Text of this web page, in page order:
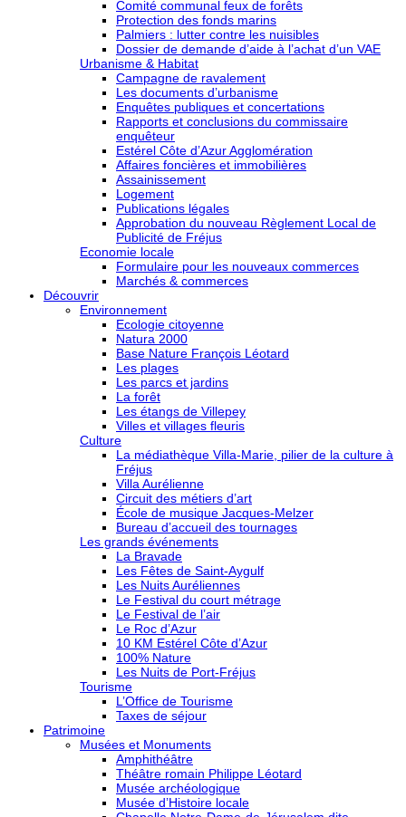
Comité communal feux de forêts
Protection des fonds marins
Palmiers : lutter contre les nuisibles
Dossier de demande d’aide à l’achat d’un VAE
Urbanisme & Habitat
Campagne de ravalement
Les documents d’urbanisme
Enquêtes publiques et concertations
Rapports et conclusions du commissaire
enquêteur
Estérel Côte d’Azur Agglomération
Affaires foncières et immobilières
Assainissement
Logement
Publications légales
Approbation du nouveau Règlement Local de
Publicité de Fréjus
Economie locale
Formulaire pour les nouveaux commerces
Marchés & commerces
Découvrir
Environnement
Ecologie citoyenne
Natura 2000
Base Nature François Léotard
Les plages
Les parcs et jardins
La forêt
Les étangs de Villepey
Villes et villages fleuris
Culture
La médiathèque Villa-Marie, pilier de la culture à
Fréjus
Villa Aurélienne
Circuit des métiers d’art
École de musique Jacques-Melzer
Bureau d’accueil des tournages
Les grands événements
La Bravade
Les Fêtes de Saint-Aygulf
Les Nuits Auréliennes
Le Festival du court métrage
Le Festival de l’air
Le Roc d’Azur
10 KM Estérel Côte d’Azur
100% Nature
Les Nuits de Port-Fréjus
Tourisme
L’Office de Tourisme
Taxes de séjour
Patrimoine
Musées et Monuments
Amphithéâtre
Théâtre romain Philippe Léotard
Musée archéologique
Musée d’Histoire locale